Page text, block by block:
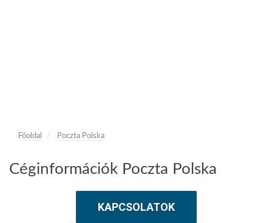
Főoldal Poczta Polska
Céginformációk Poczta Polska
KAPCSOLATOK